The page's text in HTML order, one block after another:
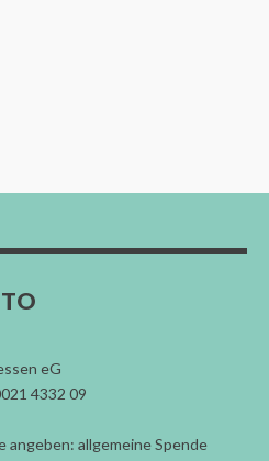
eG
4332 09
allgemeine Spende